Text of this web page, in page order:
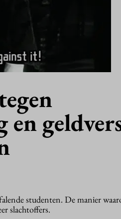
en
studenten. De manier
slachtoffers.